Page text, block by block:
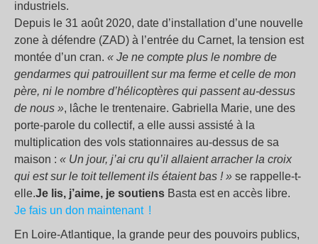
industriels.
Depuis le 31 août 2020, date d’installation d’une nouvelle
zone à défendre (ZAD) à l’entrée du Carnet, la tension est
montée d’un cran. « Je ne compte plus le nombre de
gendarmes qui patrouillent sur ma ferme et celle de mon
père, ni le nombre d’hélicoptères qui passent au-dessus
de nous », lâche le trentenaire. Gabriella Marie, une des
porte-parole du collectif, a elle aussi assisté à la
multiplication des vols stationnaires au-dessus de sa
maison : « Un jour, j’ai cru qu’il allaient arracher la croix
qui est sur le toit tellement ils étaient bas ! » se rappelle-t-
elle.Je lis, j’aime, je soutiens Basta est en accès libre.
Je fais un don maintenant !
En Loire-Atlantique, la grande peur des pouvoirs publics,